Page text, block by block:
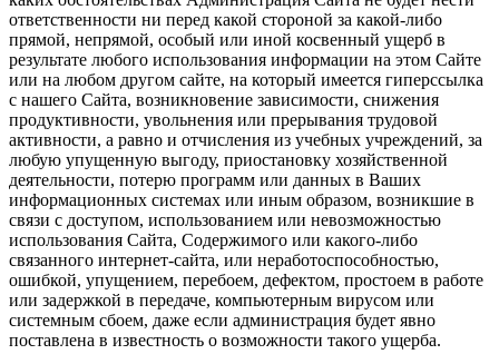
ответственности ни перед какой стороной за какой-либо
прямой, непрямой, особый или иной косвенный ущерб в
результате любого использования информации на этом Сайте
или на любом другом сайте, на который имеется гиперссылка
с нашего Сайта, возникновение зависимости, снижения
продуктивности, увольнения или прерывания трудовой
активности, а равно и отчисления из учебных учреждений, за
любую упущенную выгоду, приостановку хозяйственной
деятельности, потерю программ или данных в Ваших
информационных системах или иным образом, возникшие в
связи с доступом, использованием или невозможностью
использования Сайта, Содержимого или какого-либо
связанного интернет-сайта, или неработоспособностью,
ошибкой, упущением, перебоем, дефектом, простоем в работе
или задержкой в передаче, компьютерным вирусом или
системным сбоем, даже если администрация будет явно
поставлена в известность о возможности такого ущерба.